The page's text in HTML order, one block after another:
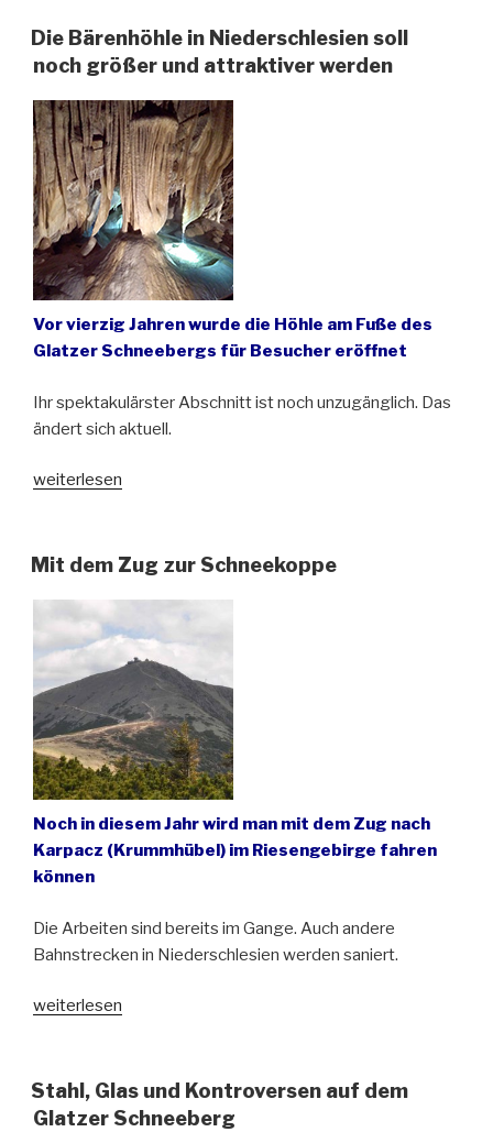
Museums
zu
für
die
Flutopfer
im
polnischen
Niederschlesien“
Die Bärenhöhle in Niederschlesien soll
noch größer und attraktiver werden
Vor vierzig Jahren wurde die Höhle am Fuße des
Glatzer Schneebergs für Besucher eröffnet
Ihr spektakulärster Abschnitt ist noch unzugänglich. Das
ändert sich aktuell.
„Die
Niederschlesien
größer
und
attraktiver
werden“
weiterlesen
Mit dem Zug zur Schneekoppe
Noch in diesem Jahr wird man mit dem Zug nach
Karpacz (Krummhübel) im Riesengebirge fahren
können
Die Arbeiten sind bereits im Gange. Auch andere
Bahnstrecken in Niederschlesien werden saniert.
„Mit
zur
Schneekoppe“
weiterlesen
Stahl, Glas und Kontroversen auf dem
Glatzer Schneeberg